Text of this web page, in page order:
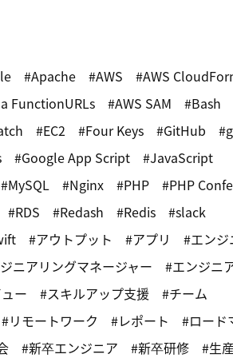
Apache AWS
AWS
FunctionURLs
AWS SAM
Bash
EC2 Four Keys GitHub
Google App Script
JavaScript
MySQL
Nginx PHP
PHP
RDS
Redash Redis
slack
アウトプット アプリ
エンジ
ニアリングマネージャー
エンジニ
ー
スキルアップ支援
チーム
リモートワーク
レポート
ロード
新卒エンジニア 新卒研修 生